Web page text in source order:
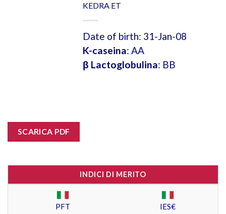
KEDRA ET
Date of birth: 31-Jan-08
K-caseina: AA
β Lactoglobulina: BB
SCARICA PDF
INDICI DI MERITO
PFT IES€